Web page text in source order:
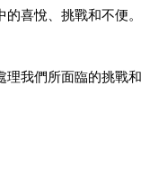
的喜悅、挑戰和不便。
理我們所面臨的挑戰